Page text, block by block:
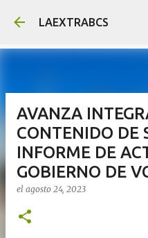
Ir al
LAEXTRABCS
AVANZA
CONTENIDO DE
INFORME DE
GOBIERNO DE
el agosto 24, 2023